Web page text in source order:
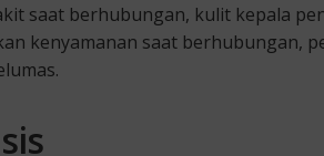
saat berhubungan, kulit kepala
kenyamanan saat berhubungan,